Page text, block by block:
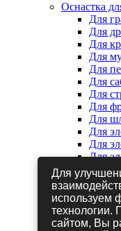
Оснастка
Для
Для
Для
Для
Для
Для
Для
Для
Для
Для
Для
Для
Для
Дрели
Для
используем
технологии.
сайтом, Вы